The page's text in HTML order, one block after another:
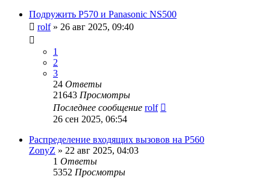
Подружить P570 и Panasonic NS500
rolf» 26 авг 2025, 09:40
1
2
3
24 Ответы
21643 Просмотры
Последнее сообщение rolf
26 сен 2025, 06:54
Распределение входящих вызовов на P560
ZonyZ » 22 авг 2025, 04:03
1 Ответы
5352 Просмотры